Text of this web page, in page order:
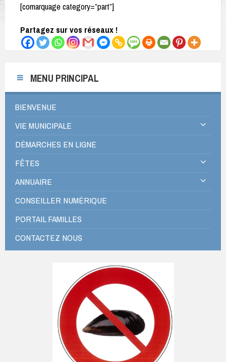
[comarquage category=”part”]
Partagez sur vos réseaux !
MENU PRINCIPAL
BIENVENUE
VIE MUNICIPALE
DÉMARCHES EN LIGNE
FÊTES
ANNUAIRE
CONSEILLER NUMÉRIQUE
PORTAIL FAMILLES
CONTACTEZ NOUS